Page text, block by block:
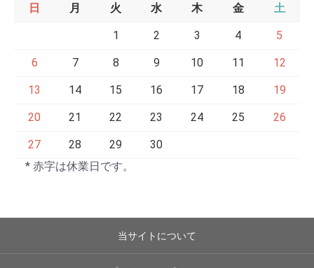
日 月 火 水 木 金 土
1 2 3 4 5
6 7 8 9 10 11 12
13 14 15 16 17 18 19
20 21 22 23 24 25 26
27 28 29
30
* 赤字は休業日です。
当サイトについて